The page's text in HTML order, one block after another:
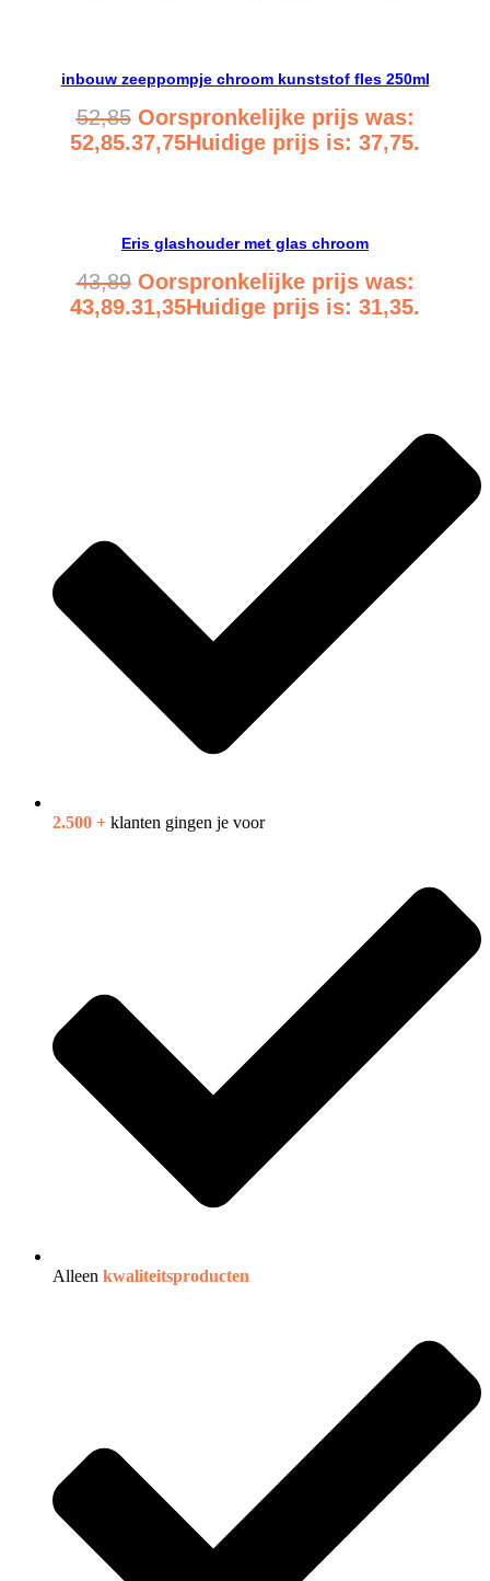
inbouw zeeppompje chroom kunststof fles 250ml
52,85 Oorspronkelijke prijs was:
52,85.37,75Huidige prijs is: 37,75.
Eris glashouder met glas chroom
43,89 Oorspronkelijke prijs was:
43,89.31,35Huidige prijs is: 31,35.
2.500 + klanten gingen je voor
Alleen kwaliteitsproducten